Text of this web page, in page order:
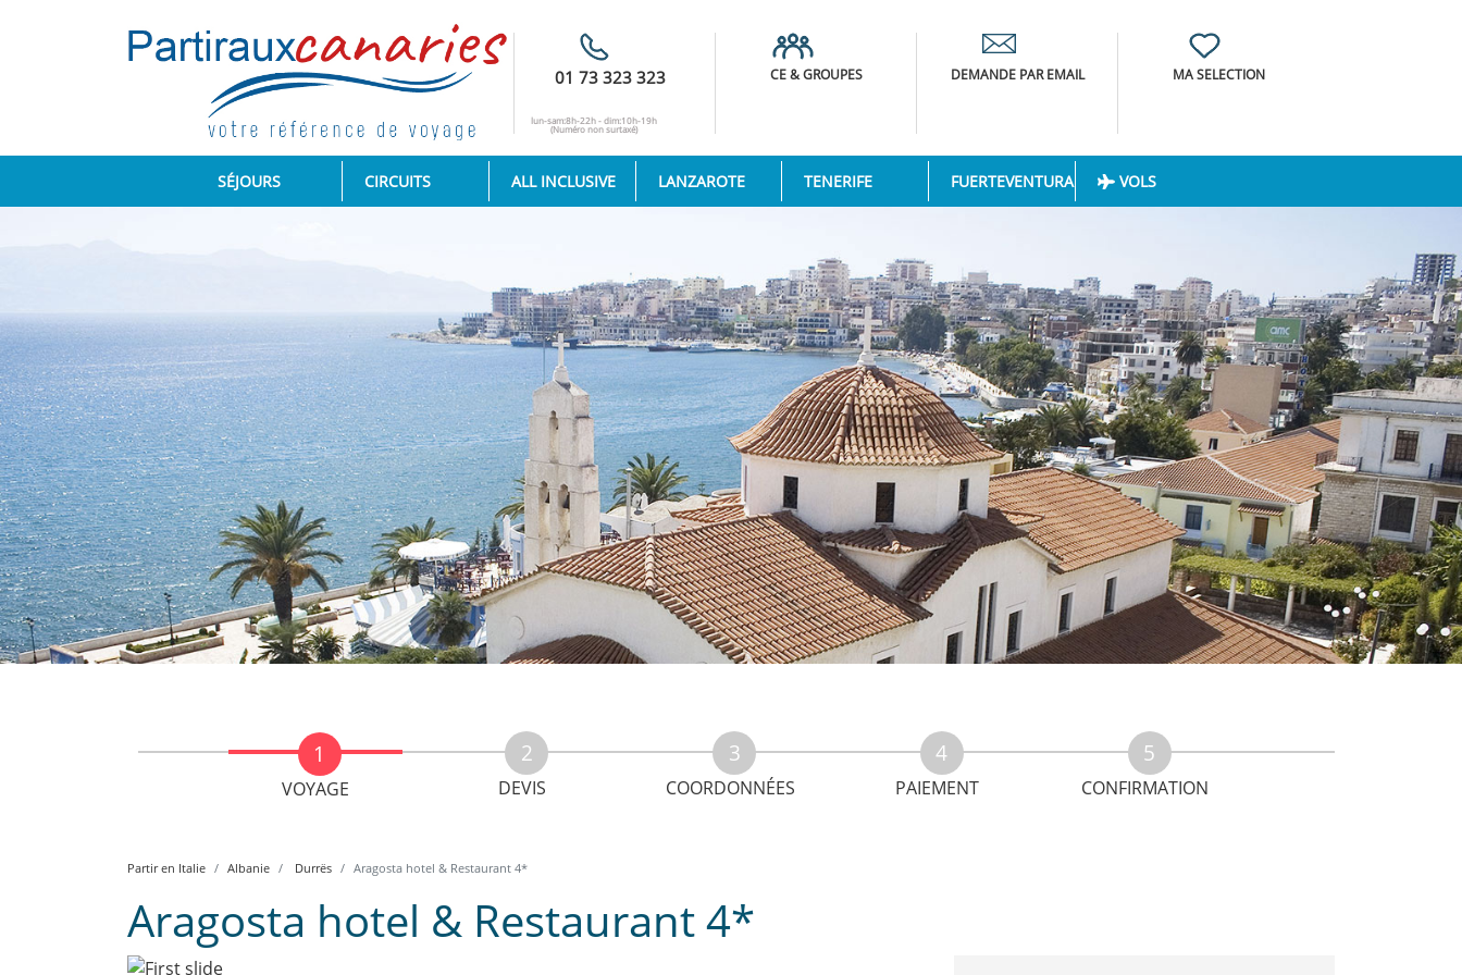
01 73 323 323
lun-sam:8h-22h - dim:10h-19h
(Numéro non surtaxé)
CE & GROUPES DEMANDE PAR EMAIL MA SELECTION
SÉJOURS(CURRENT) CIRCUITS ALL INCLUSIVE LANZAROTE TENERIFE FUERTEVENTURA VOLS
VOYAGE DEVIS COORDONNÉES PAIEMENT CONFIRMATION
Partir en Italie Albanie Durrës Aragosta hotel & Restaurant 4*
Aragosta hotel & Restaurant 4*